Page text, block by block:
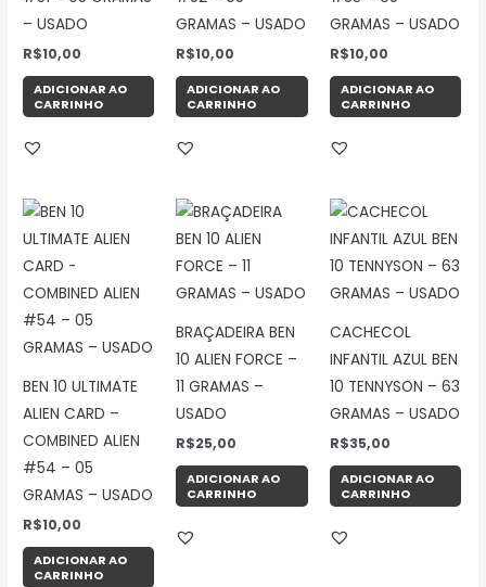
– USADO
R$10,00
ADICIONAR AO
CARRINHO
GRAMAS – USADO
R$10,00
ADICIONAR AO
CARRINHO
GRAMAS – USADO
R$10,00
ADICIONAR AO
CARRINHO
BEN 10 ULTIMATE
ALIEN CARD –
COMBINED ALIEN
#54 – 05
GRAMAS – USADO
R$10,00
ADICIONAR AO
CARRINHO
BRAÇADEIRA BEN
10 ALIEN FORCE –
11 GRAMAS –
USADO
R$25,00
ADICIONAR AO
CARRINHO
CACHECOL
INFANTIL AZUL BEN
10 TENNYSON – 63
GRAMAS – USADO
R$35,00
ADICIONAR AO
CARRINHO